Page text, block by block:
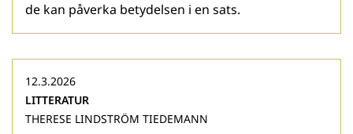
de kan påverka betydelsen i en sats.
12.3.2026
LITTERATUR
THERESE LINDSTRÖM TIEDEMANN